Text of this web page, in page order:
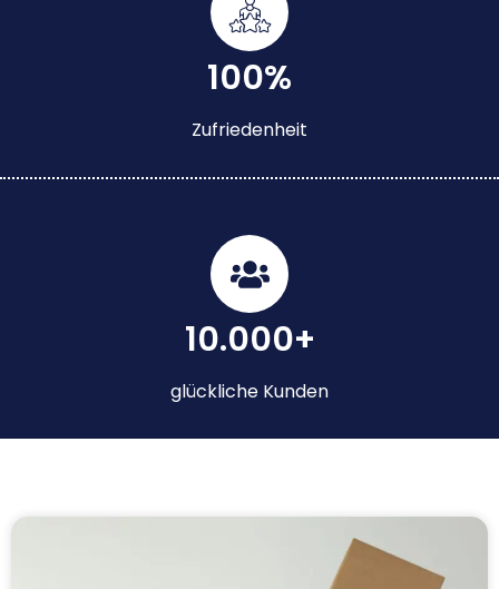
100%
Zufriedenheit
10.000+
glückliche Kunden